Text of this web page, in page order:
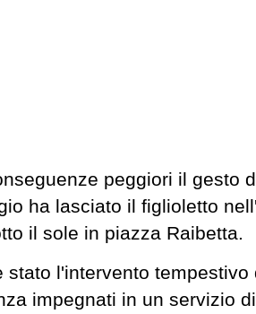
peggiori il gesto
ha lasciato il figlioletto
il sole in piazza Raibetta.
stato l'intervento
impegnati in un servizio